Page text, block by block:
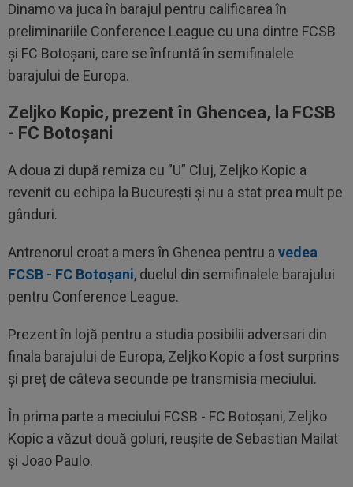
Dinamo va juca în barajul pentru calificarea în
preliminariile Conference League cu una dintre FCSB
și FC Botoșani, care se înfruntă în semifinalele
barajului de Europa.
Zeljko Kopic, prezent în Ghencea, la FCSB
- FC Botoșani
A doua zi după remiza cu ”U” Cluj, Zeljko Kopic a
revenit cu echipa la București și nu a stat prea mult pe
gânduri.
Antrenorul croat a mers în Ghenea pentru a vedea
FCSB - FC Botoșani, duelul din semifinalele barajului
pentru Conference League.
Prezent în lojă pentru a studia posibilii adversari din
finala barajului de Europa, Zeljko Kopic a fost surprins
și preț de câteva secunde pe transmisia meciului.
În prima parte a meciului FCSB - FC Botoșani, Zeljko
Kopic a văzut două goluri, reușite de Sebastian Mailat
și Joao Paulo.